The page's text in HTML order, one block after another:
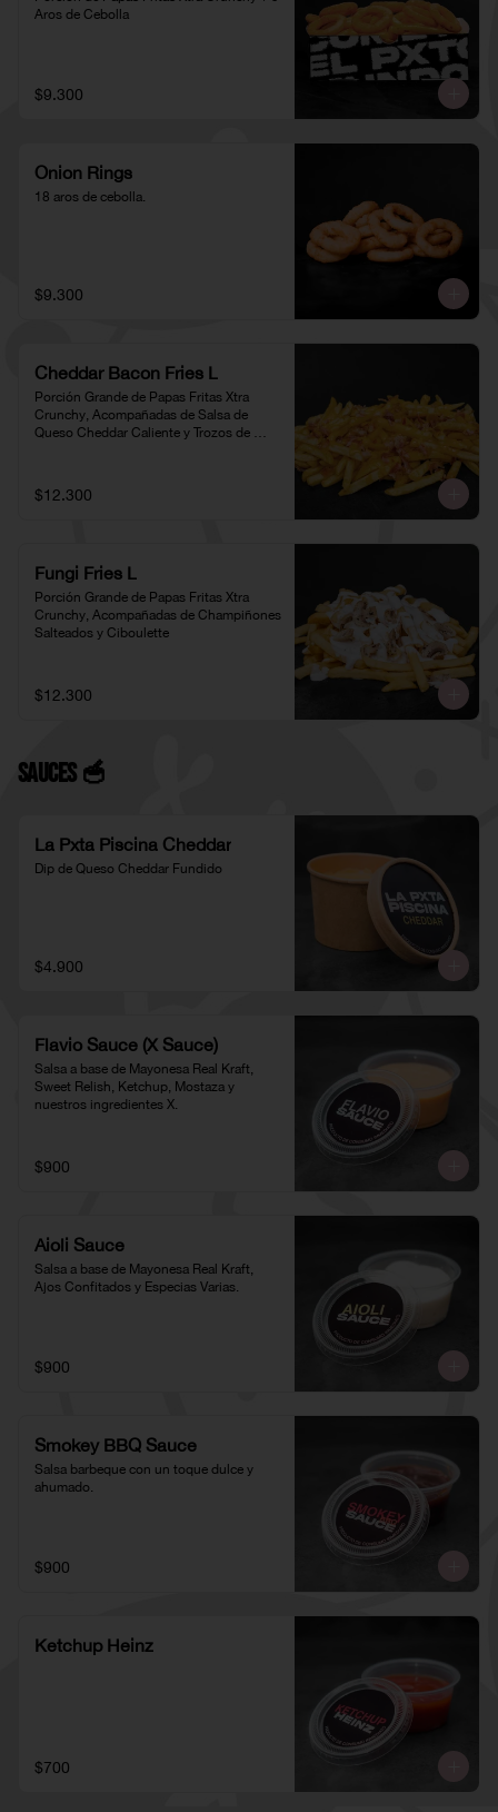
Aros de Cebolla
$9.300
Onion Rings
18 aros de cebolla.
$9.300
Cheddar Bacon Fries L
Porción Grande de Papas Fritas Xtra
Crunchy, Acompañadas de Salsa de
Queso Cheddar Caliente y Trozos de
$12.300
Fungi Fries L
Porción Grande de Papas Fritas Xtra
Crunchy, Acompañadas de Champiñones
Salteados y Ciboulette
$12.300
Sauces 🥣
La Pxta Piscina Cheddar
Dip de Queso Cheddar Fundido
$4.900
Flavio Sauce (X Sauce)
Salsa a base de Mayonesa Real Kraft,
Sweet Relish, Ketchup, Mostaza y
nuestros ingredientes X.
$900
Aioli Sauce
Salsa a base de Mayonesa Real Kraft,
Ajos Confitados y Especias Varias.
$900
Smokey BBQ Sauce
Salsa barbeque con un toque dulce y
ahumado.
$900
Ketchup Heinz
$700